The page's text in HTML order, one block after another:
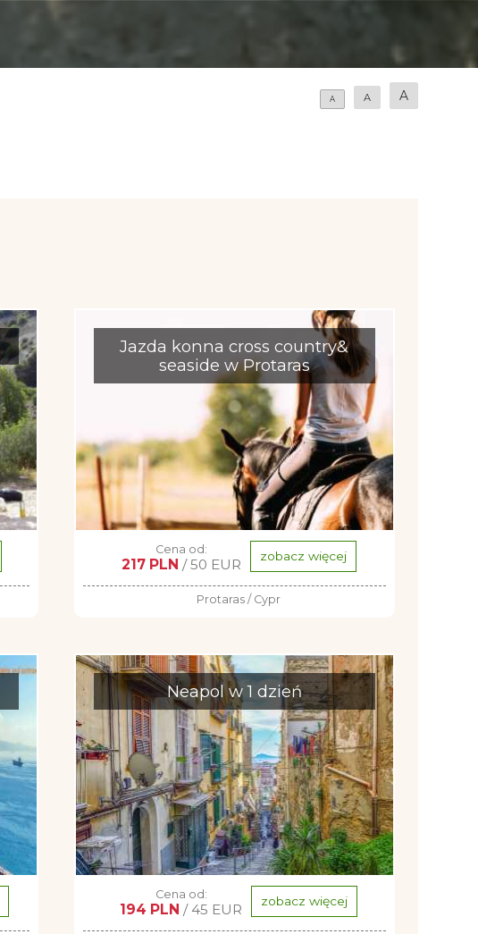
A A A
Jazda konna cross country&
seaside w Protaras
Cena od:
217 PLN / 50 EUR zobacz więcej
Protaras / Cypr
Neapol w 1 dzień
Cena od:
194 PLN / 45 EUR zobacz więcej